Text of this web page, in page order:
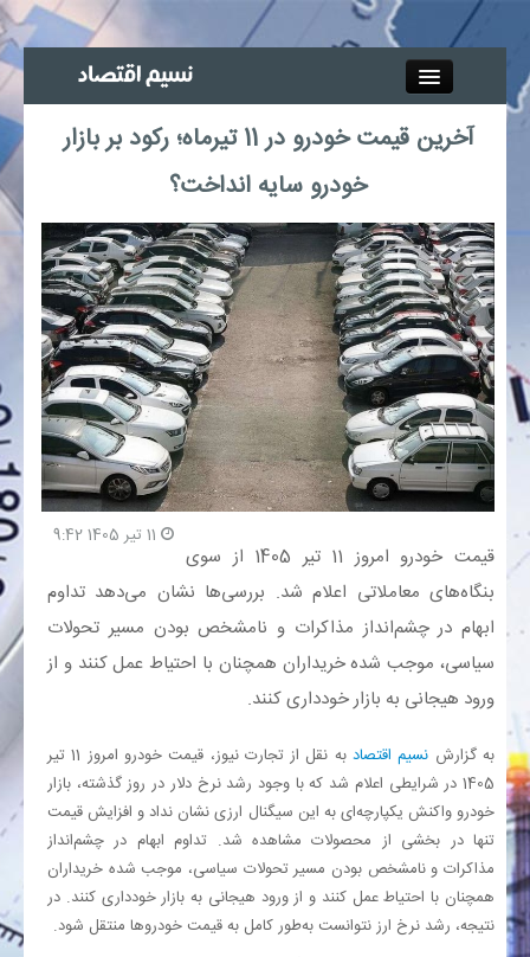
جذب خبرنگار
آگهی استخدام
پیوند‌ها
چند رسانه‌ای
اجتماعی
صنعت معدن و تجارت
بانک
اقتصاد
خانه
آخرین قیمت خودرو در 11 تیرماه؛ رکود بر بازار
خودرو سایه انداخت؟
قیمت خودرو امروز 11 تیر 1405 از سوی
بنگاه‌های معاملاتی اعلام شد. بررسی‌ها نشان می‌دهد تداوم
ابهام در چشم‌انداز مذاکرات و نامشخص بودن مسیر تحولات
سیاسی، موجب شده خریداران همچنان با احتیاط عمل کنند و از
ورود هیجانی به بازار خودداری کنند.
به گزارش نسیم اقتصاد
به نقل از تجارت نیوز، قیمت خودرو امروز 11 تیر
1405 در شرایطی اعلام شد که با وجود رشد نرخ دلار در روز گذشته، بازار
خودرو واکنش یکپارچه‌ای به این سیگنال ارزی نشان نداد و افزایش قیمت
تنها در بخشی از محصولات مشاهده شد. تداوم ابهام در چشم‌انداز
مذاکرات و نامشخص بودن مسیر تحولات سیاسی، موجب شده خریداران
همچنان با احتیاط عمل کنند و از ورود هیجانی به بازار خودداری کنند. در
نتیجه، رشد نرخ ارز نتوانست به‌طور کامل به قیمت خودروها منتقل شود.